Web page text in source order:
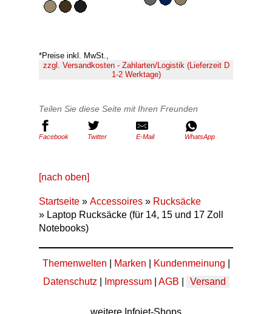
*Preise inkl. MwSt.,
zzgl. Versandkosten - Zahlarten/Logistik (Lieferzeit D
1-2 Werktage)
Teilen Sie diese Seite mit Ihren Freunden
Facebook Twitter E-Mail WhatsApp
[nach oben]
Startseite » Accessoires » Rucksäcke
» Laptop Rucksäcke (für 14, 15 und 17 Zoll
Notebooks)
Themenwelten Marken Kundenmeinung
Datenschutz
Impressum| AGB Versand
weitere Infojet-Shops